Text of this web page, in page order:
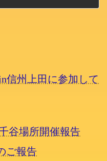
信州上田に参加して
谷場所開催報告
ご報告